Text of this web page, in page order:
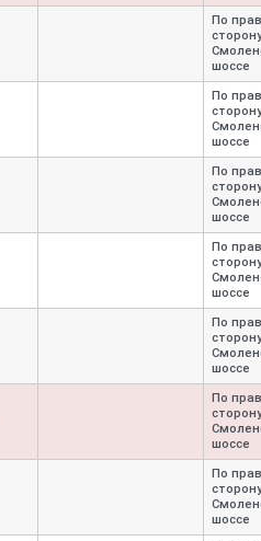
По
сторону
шоссе
По
сторону
шоссе
По
сторону
шоссе
По
сторону
шоссе
По
сторону
шоссе
По
сторону
шоссе
По
сторону
шоссе